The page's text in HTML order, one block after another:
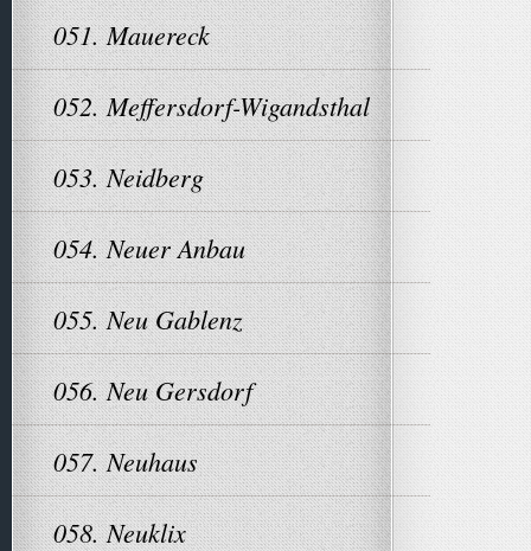
051. Mauereck
052. Meffersdorf-Wigandsthal
053. Neidberg
054. Neuer Anbau
055. Neu Gablenz
056. Neu Gersdorf
057. Neuhaus
058. Neuklix